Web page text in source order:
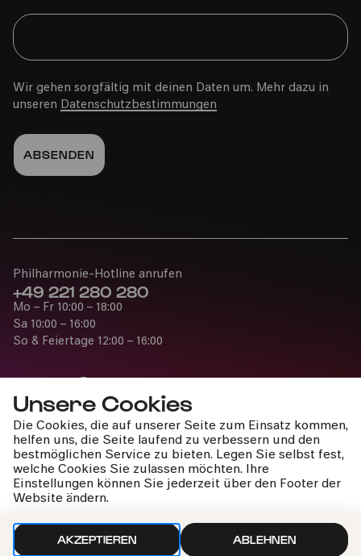
Unsere Cookies
Die Cookies, die auf unserer Seite zum Einsatz kommen,
helfen uns, die Seite laufend zu verbessern und den
bestmöglichen Service zu bieten. Legen Sie selbst fest,
welche Cookies Sie zulassen möchten. Ihre
Einstellungen können Sie jederzeit über den Footer der
Website ändern.
AKZEPTIEREN ABLEHNEN
Wir gehen sorgfältig mit deinen Daten um. Mehr dazu in
unseren Datenschutzbestimmungen
Presse
Jobs
News
Kontakt
Widerruf einreichen
Philharmonie-Hotline anrufen
+49 221 280 280
Mo – Fr 10:00 – 18:00
Sa 10:00 – 16:00
So & Feiertage 12:00 – 16:00